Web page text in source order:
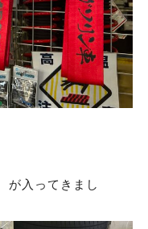
が入ってきまし